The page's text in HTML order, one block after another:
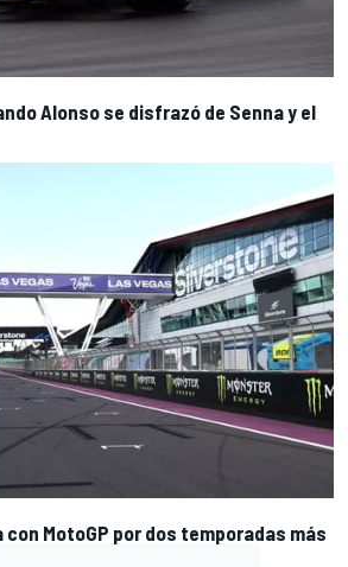
Alonso se disfrazó de Senna y el
MotoGP por dos temporadas más